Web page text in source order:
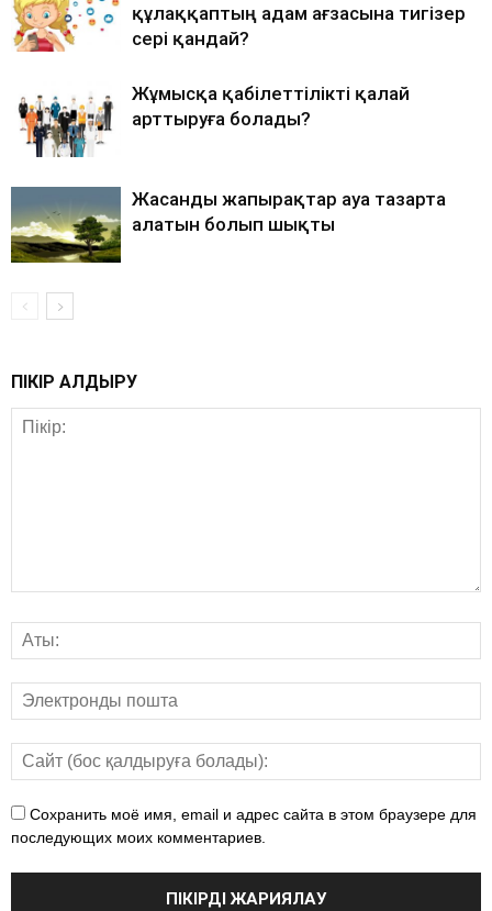
құлаққаптың адам ағзасына тигізер
әсері қандай?
Жұмысқа қабілеттілікті қалай
арттыруға болады?
Жасанды жапырақтар ауа тазарта
алатын болып шықты
ПІКІР ҚАЛДЫРУ
Сохранить моё имя, email и адрес сайта в этом браузере для
последующих моих комментариев.